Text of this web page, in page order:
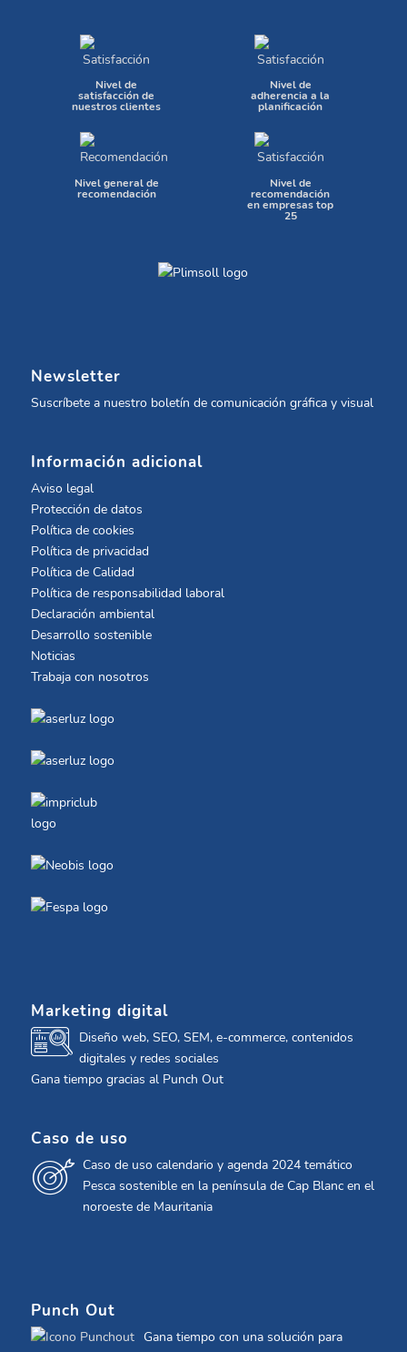
Nivel de
satisfacción de
nuestros clientes
Nivel de
adherencia a la
planificación
Nivel general de
recomendación
Nivel de
recomendación
en empresas top
25
Newsletter
Suscríbete a nuestro boletín de comunicación gráfica y visual
Información adicional
Aviso legal
Protección de datos
Política de cookies
Política de privacidad
Política de Calidad
Política de responsabilidad laboral
Declaración ambiental
Desarrollo sostenible
Noticias
Trabaja con nosotros
Marketing digital
Diseño web, SEO, SEM, e-commerce, contenidos
digitales y redes sociales
Gana tiempo gracias al Punch Out
Caso de uso
Caso de uso calendario y agenda 2024 temático
Pesca sostenible en la península de Cap Blanc en el
noroeste de Mauritania
Punch Out
Gana tiempo con una solución para